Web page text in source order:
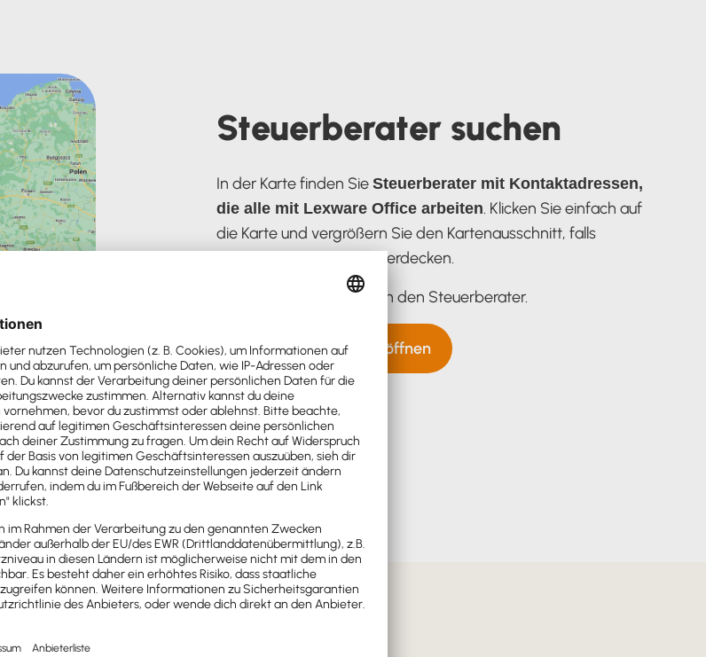
Steuerberater suchen
In der Karte finden Sie Steuerberater mit Kontaktadressen,
die alle mit Lexware Office arbeiten. Klicken Sie einfach auf
die Karte und vergrößern Sie den Kartenausschnitt, falls
Eintragungen einander verdecken.
Sie einfach den Steuerberater.
Steuerberatersuche öffnen